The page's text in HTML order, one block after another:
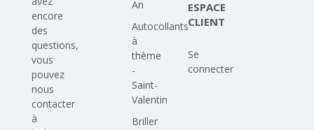
encore
des
questions,
vous
pouvez
nous
contacter
à
An
Autocollants
à
thème
-
Saint-
Valentin
Briller
ESPACE
CLIENT
Se
connecter